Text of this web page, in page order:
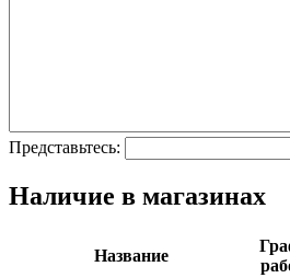
Представьтесь:
Наличие в магазинах
Название